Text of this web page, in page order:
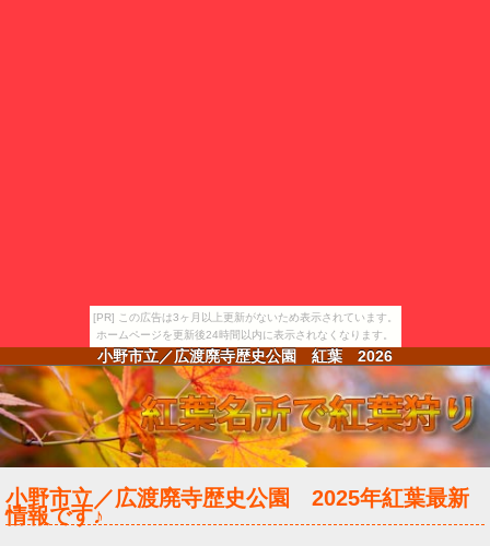
[PR] この広告は3ヶ月以上更新がないため表示されています。
ホームページを更新後24時間以内に表示されなくなります。
小野市立／広渡廃寺歴史公園 紅葉 2026
小野市立／広渡廃寺歴史公園 2025年紅葉最新
情報です♪